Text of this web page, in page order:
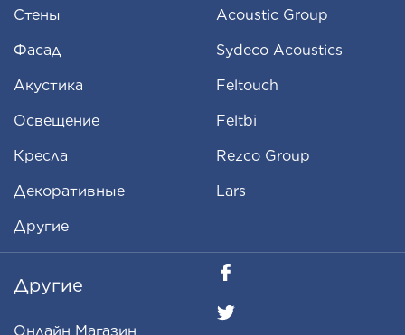
Стены
Фасад
Aкустика
Освещение
Кресла
Декоративные
Другие
Acoustic Group
Sydeco Acoustics
Feltouch
Feltbi
Rezco Group
Lars
Другие
Oнлайн Магазин